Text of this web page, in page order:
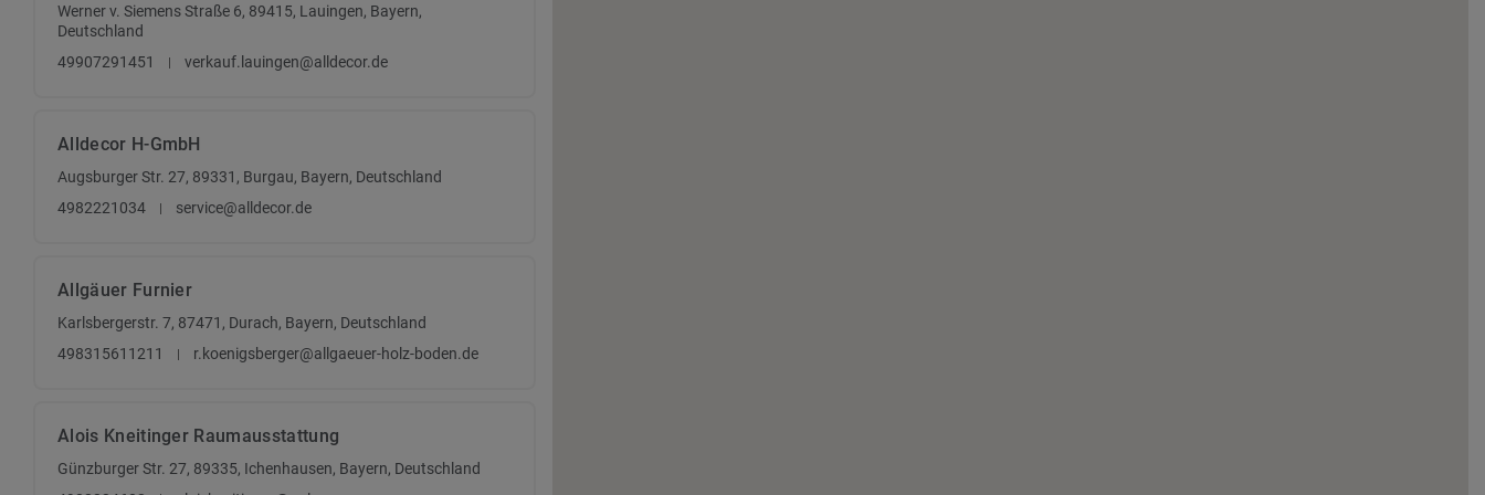
Werner v. Siemens Straße 6, 89415, Lauingen, Bayern,
Deutschland
49907291451
verkauf.lauingen@alldecor.de
Alldecor H-GmbH
Augsburger Str. 27, 89331, Burgau, Bayern, Deutschland
4982221034
service@alldecor.de
Allgäuer Furnier
Karlsbergerstr. 7, 87471, Durach, Bayern, Deutschland
498315611211
r.koenigsberger@allgaeuer-holz-boden.de
Alois Kneitinger Raumausstattung
Günzburger Str. 27, 89335, Ichenhausen, Bayern, Deutschland